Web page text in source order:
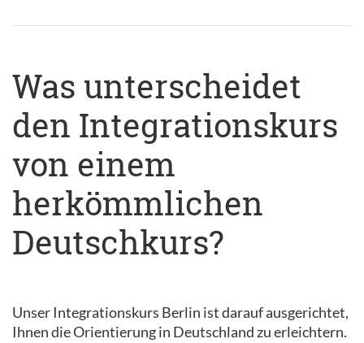
Was unterscheidet
den Integrationskurs
von einem
herkömmlichen
Deutschkurs?
Unser Integrationskurs Berlin ist darauf ausgerichtet,
Ihnen die Orientierung in Deutschland zu erleichtern.